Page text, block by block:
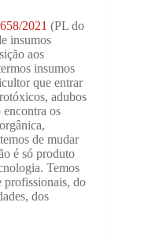
2021 (PL do
insumos
aos
insumos
que entrar
adubos
encontra os
de mudar
é só produto
Temos
profissionais, do
dos